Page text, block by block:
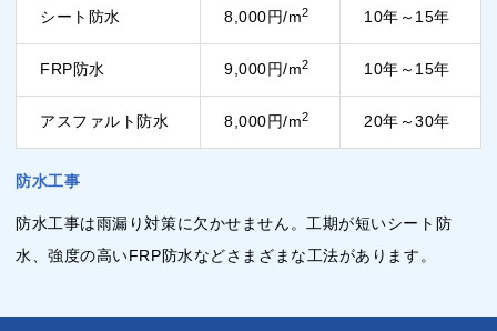
シート防水 8,000円/m2 10年～15年
FRP防水 9,000円/m2 10年～15年
アスファルト防水 8,000円/m2 20年～30年
防水工事
防水工事は雨漏り対策に欠かせません。工期が短いシート防
水、強度の高いFRP防水などさまざまな工法があります。